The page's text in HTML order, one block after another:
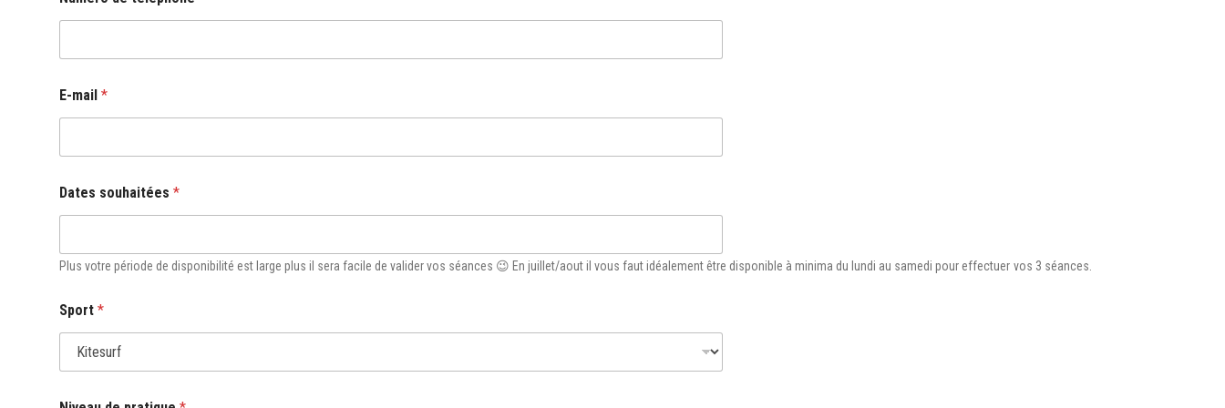
E-mail*
Dates souhaitées*
Plus votre période de disponibilité est large plus il sera facile de valider vos séances 😉 En juillet/aout il vous faut idéalement être disponible à minima du lundi au samedi pour effectuer vos 3 séances.
e
t
l
p
Sport*